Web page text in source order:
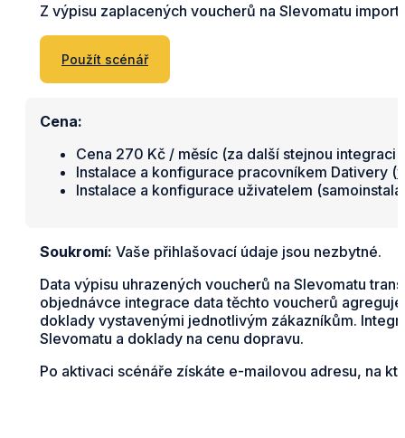
Z výpisu zaplacených voucherů na Slevomatu
Použít scénář
Cena:
Cena 270 Kč / měsíc (za další stejnou integraci
Instalace a konfigurace pracovníkem Dativery (
Instalace a konfigurace uživatelem
Soukromí: Vaše přihlašovací údaje jsou nezbytné.
Data výpisu uhrazených voucherů na Slevomatu
objednávce integrace data těchto voucherů
doklady vystavenými jednotlivým zákazníkům.
Slevomatu a doklady na cenu dopravu.
Po aktivaci scénáře získáte e-mailovou adresu, na